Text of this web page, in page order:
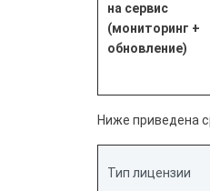
на сервис
(мониторинг +
обновление)
Ниже приведена
Тип лицензии